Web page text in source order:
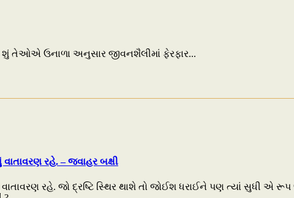
શું તેઓએ ઉનાળા અનુસાર જીવનશૈલીમાં ફેરફાર...
રહે. – જવાહર બક્ષી
રહે. જો દ્રષ્ટિ સ્થિર થાશે તો જોઈશ ધરાઈને પણ ત્યાં સુધી એ